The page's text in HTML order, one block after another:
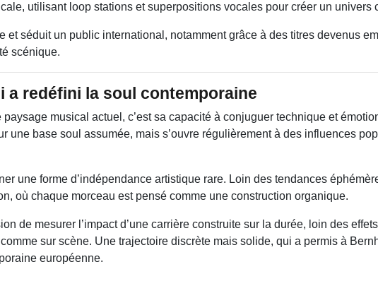
utilisant loop stations et superpositions vocales pour créer un univers
et séduit un public international, notamment grâce à des titres devenus
scénique.
a redéfini la soul contemporaine
paysage musical actuel, c’est sa capacité à conjuguer technique et
une base soul assumée, mais s’ouvre régulièrement à des influences
une forme d’indépendance artistique rare. Loin des tendances
où chaque morceau est pensé comme une construction organique.
de mesurer l’impact d’une carrière construite sur la durée, loin des
sur scène. Une trajectoire discrète mais solide, qui a permis à
européenne.